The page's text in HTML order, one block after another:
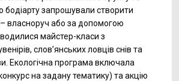
бодіарту запрошували створити
– власноруч або за допомогою
майстер-класи з
слов’янських ловців снів та
Екологічна програма включала
на задану тематику) та акцію